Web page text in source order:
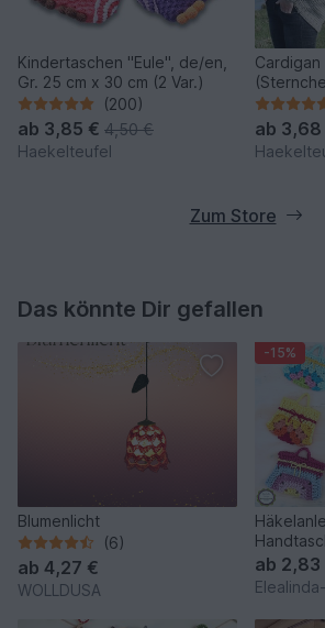
Kindertaschen "Eule", de/en,
Gr. 25 cm x 30 cm (2 Var.)
(200)
ab 3,85 € 4,50 €
Haekelteufel
ab 3,68
Zum Store
Das könnte Dir gefallen
Blumenlicht
(6)
ab 4,27 €
WOLLDUSA
-15%
Charm
ab 2,83